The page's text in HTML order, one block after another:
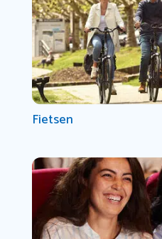
Fietsen